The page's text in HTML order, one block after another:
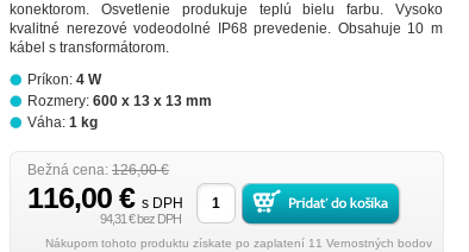
konektorom. Osvetlenie produkuje teplú bielu farbu. Vysoko
kvalitné nerezové vodeodolné IP68 prevedenie. Obsahuje 10 m
kábel s transformátorom.
Príkon: 4 W
Rozmery: 600 x 13 x 13 mm
Váha: 1 kg
Bežná cena: 126,00 €
116,00 € s DPH
94,31 € bez DPH
Nákupom tohoto produktu získate po zaplatení 11 Vernostných bodov